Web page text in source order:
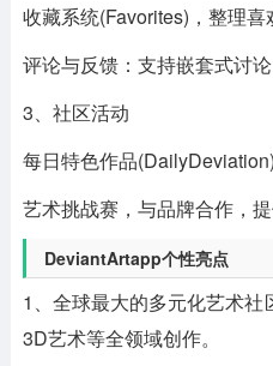
收藏系统(Favorites)，整理喜
评论与反馈：支持嵌套式讨论
3、社区活动
每日特色作品
艺术挑战赛，与品牌合作，提
DeviantArtapp个性亮点
1、全球最大的多元化艺术社
3D艺术等全领域创作。